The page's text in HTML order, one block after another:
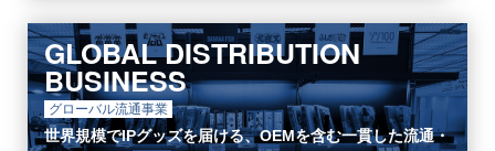
GLOBAL DISTRIBUTION
BUSINESS
グローバル流通事業
世界規模でIPグッズを届ける、OEMを含む一貫した流通・